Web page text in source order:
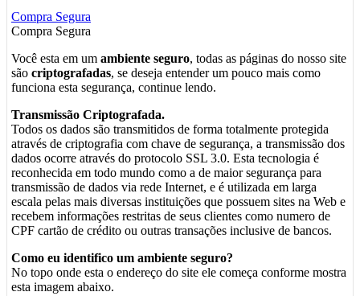
Compra Segura
Compra Segura
Você esta em um ambiente seguro, todas as páginas do nosso site
são criptografadas, se deseja entender um pouco mais como
funciona esta segurança, continue lendo.
Transmissão Criptografada.
Todos os dados são transmitidos de forma totalmente protegida
através de criptografia com chave de segurança, a transmissão dos
dados ocorre através do protocolo SSL 3.0. Esta tecnologia é
reconhecida em todo mundo como a de maior segurança para
transmissão de dados via rede Internet, e é utilizada em larga
escala pelas mais diversas instituições que possuem sites na Web e
recebem informações restritas de seus clientes como numero de
CPF cartão de crédito ou outras transações inclusive de bancos.
Como eu identifico um ambiente seguro?
No topo onde esta o endereço do site ele começa conforme mostra
esta imagem abaixo.